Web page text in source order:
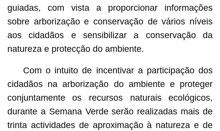
guiadas, com vista a proporcionar informações
sobre arborização e conservação de vários níveis
aos cidadãos e sensibilizar a conservação da
natureza e protecção do ambiente.
Com o intuito de incentivar a participação dos
cidadãos na arborização do ambiente e proteger
conjuntamente os recursos naturais ecológicos,
durante a Semana Verde serão realizadas mais de
trinta actividades de aproximação à natureza e de